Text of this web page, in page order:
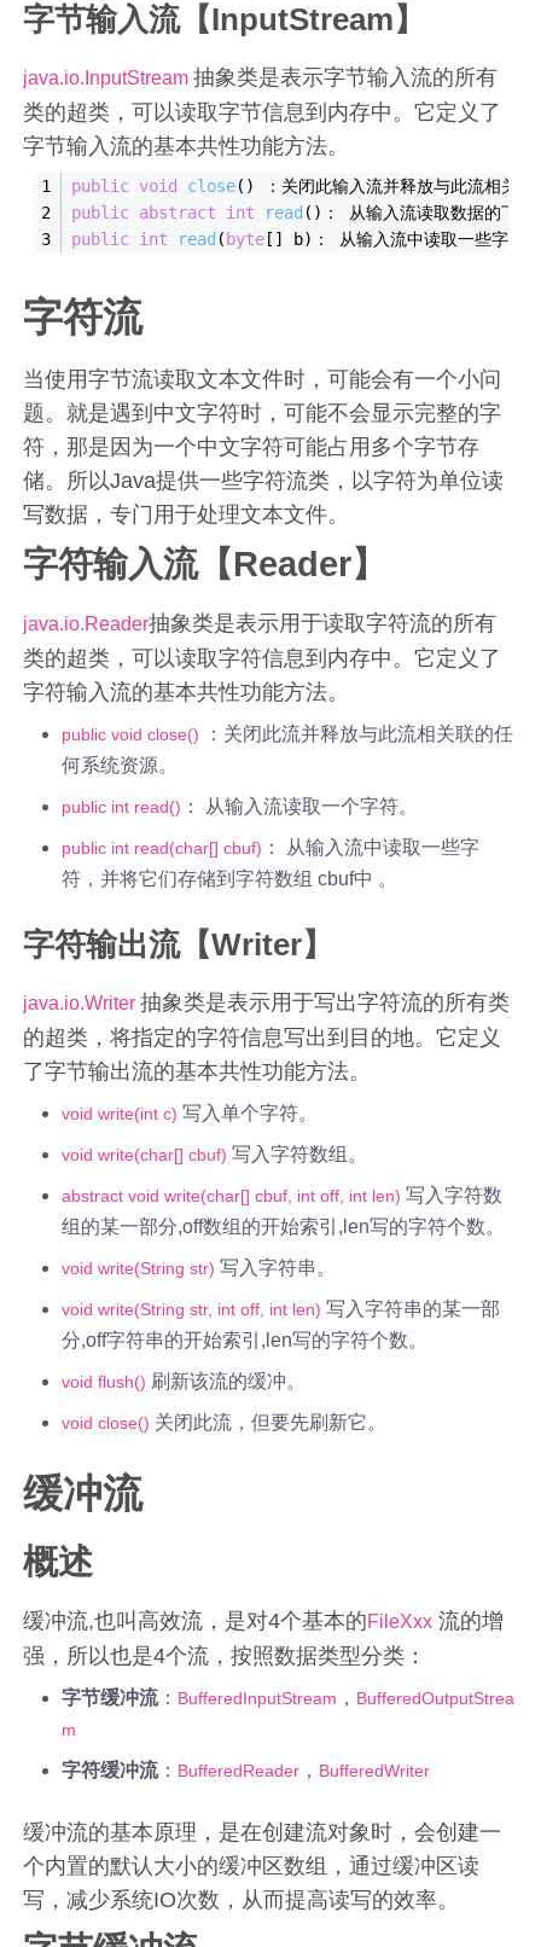
字节输入流【InputStream】
java.io.InputStream抽象类是表示字节输入流的所有
类的超类，可以读取字节信息到内存中。它定义了
字节输入流的基本共性功能方法。
public void close()
：关闭此输入流并释放与此流相
public abstract int read () ： 从输入流读取数据的下
public int read ( byte [] b) ： 从输入流中读取一些字节
字符流
当使用字节流读取文本文件时，可能会有一个小问
题。就是遇到中文字符时，可能不会显示完整的字
符，那是因为一个中文字符可能占用多个字节存
储。所以Java提供一些字符流类，以字符为单位读
写数据，专门用于处理文本文件。
字符输入流【Reader】
java.io.Reader抽象类是表示用于读取字符流的所有
类的超类，可以读取字符信息到内存中。它定义了
字符输入流的基本共性功能方法。
public void close()
：关闭此流并释放与此流相关联的任
何系统资源。
public int read() ： 从输入流读取一个字符。
public int read(char[] cbuf) ： 从输入流中读取一些字
符，并将它们存储到字符数组 cbuf中 。
字符输出流【Writer】
java.io.Writer抽象类是表示用于写出字符流的所有类
的超类，将指定的字符信息写出到目的地。它定义
了字节输出流的基本共性功能方法。
void write(int c) 写入单个字符。
void write(char[] cbuf)写入字符数组。
abstract void write(char[] cbuf, int off, int len)写入字符数
组的某一部分,off数组的开始索引,len写的字符个数。
void write(String str)写入字符串。
void write(String str, int off, int len) 写入字符串的某一部
分,off字符串的开始索引,len写的字符个数。
void flush() 刷新该流的缓冲。
void close() 关闭此流，但要先刷新它。
缓冲流
概述
缓冲流,也叫高效流，是对4个基本的FileXxx 流的增
强，所以也是4个流，按照数据类型分类：
字节缓冲流： BufferedInputStream ， BufferedOutputStrea
m
字符缓冲流： BufferedReader ， BufferedWriter
缓冲流的基本原理，是在创建流对象时，会创建一
个内置的默认大小的缓冲区数组，通过缓冲区读
写，减少系统IO次数，从而提高读写的效率。